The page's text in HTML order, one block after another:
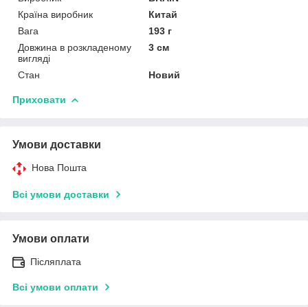
Країна виробник
Китай
Вага
193 г
Довжина в розкладеному
вигляді
3 см
Стан Новий
Приховати
Умови доставки
Нова Пошта
Всі умови доставки
Умови оплати
Післяплата
Всі умови оплати